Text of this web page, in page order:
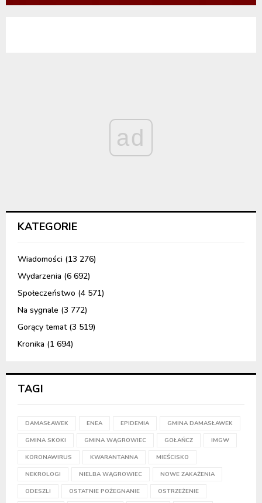
ad
KATEGORIE
Wiadomości (13 276)
Wydarzenia (6 692)
Społeczeństwo (4 571)
Na sygnale (3 772)
Gorący temat(3 519)
Kronika (1 694)
TAGI
DAMASŁAWEK ENEA EPIDEMIA GMINA DAMASŁAWEK
GMINA SKOKI GMINA WĄGROWIEC GOŁAŃCZ IMGW
KORONAWIRUS KWARANTANNA MIEŚCISKO
NEKROLOGI NIELBA WĄGROWIEC NOWE ZAKAŻENIA
ODESZLI OSTATNIE POŻEGNANIE OSTRZEŻENIE